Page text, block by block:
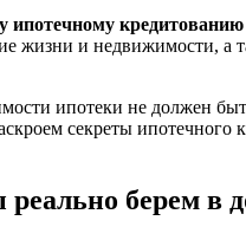
кредитованию
жизни и недвижимости,
ипотеки не должен
секреты
берем в